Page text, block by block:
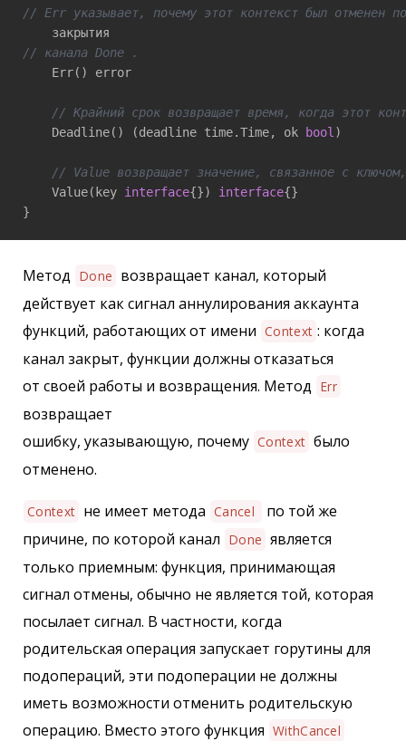
// Err указывает, почему этот контекст был отменен
// канала Done .
    Err() error
// Крайний срок возвращает время, когда этот
    Deadline() (deadline time.Time, ok
bool )
// Value возвращает значение, связанное с
    Value(key
interface{}) interface{}
}
Метод Done возвращает канал, который
действует как сигнал аннулирования аккаунта
функций, работающих от имени Context : когда
канал закрыт, функции должны отказаться
от своей работы и возвращения. Метод Err
возвращает
ошибку, указывающую, почему Context было
отменено.
Context не имеет метода Cancel
по той же
причине, по которой канал Done является
только приемным: функция, принимающая
сигнал отмены, обычно не является той, которая
посылает сигнал. В частности, когда
родительская операция запускает горутины для
подопераций, эти подоперации не должны
иметь возможности отменить родительскую
операцию. Вместо этого функция WithCancel